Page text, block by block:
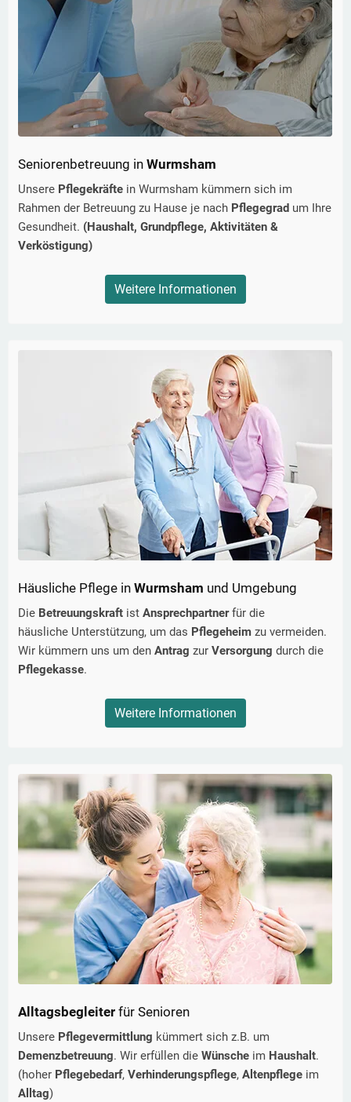
Seniorenbetreuung in Wurmsham
Unsere Pflegekräfte in Wurmsham kümmern sich im
Rahmen der Betreuung zu Hause je nach Pflegegrad um Ihre
Gesundheit. (Haushalt, Grundpflege, Aktivitäten &
Verköstigung)
Weitere Informationen
Häusliche Pflege in Wurmsham und Umgebung
Die Betreuungskraft ist Ansprechpartnerfür die
häusliche Unterstützung, um das Pflegeheim zu vermeiden.
Wir kümmern uns um den Antrag zur Versorgung durch die
Pflegekasse.
Weitere Informationen
Alltagsbegleiter für Senioren
Unsere Pflegevermittlung kümmert sich z.B. um
Demenzbetreuung. Wir erfüllen die Wünsche im Haushalt.
(hoher Pflegebedarf, Verhinderungspflege, Altenpflege im
Alltag)